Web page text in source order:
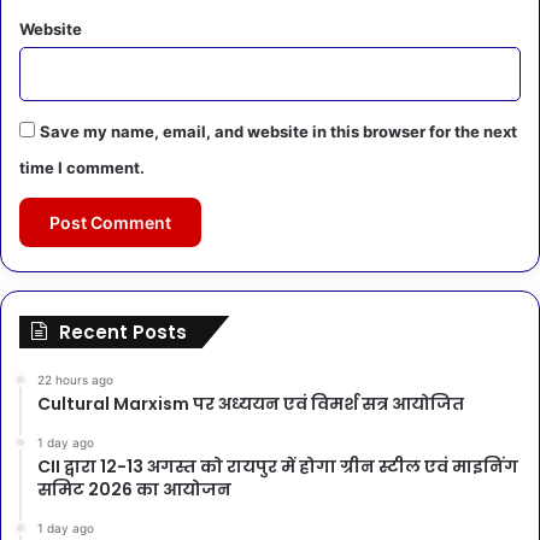
Website
Save my name, email, and website in this browser for the next
time I comment.
Recent Posts
22 hours ago
Cultural Marxism पर अध्ययन एवं विमर्श सत्र आयोजित
1 day ago
CII द्वारा 12-13 अगस्त को रायपुर में होगा ग्रीन स्टील एवं माइनिंग
समिट 2026 का आयोजन
1 day ago